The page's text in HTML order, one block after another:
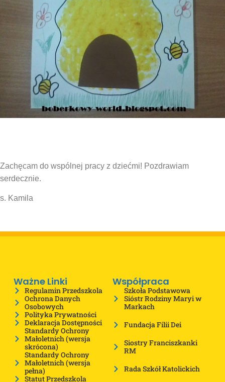
Zachęcam do wspólnej pracy z dziećmi! Pozdrawiam
serdecznie.
s. Kamila
Ważne Linki
Regulamin Przedszkola
Ochrona Danych
Osobowych
Polityka Prywatności
Deklaracja Dostępności
Standardy Ochrony
Małoletnich (wersja
skrócona)
Standardy Ochrony
Małoletnich (wersja
pełna)
Statut Przedszkola
Współpraca
Szkoła Podstawowa
Sióstr Rodziny Maryi w
Markach
Fundacja Filii Dei
Siostry Franciszkanki
RM
Rada Szkół Katolickich